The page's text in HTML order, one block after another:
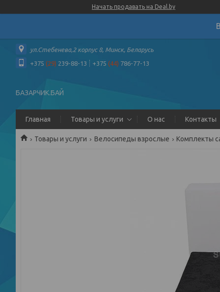
Начать продавать на Deal.by
ул.Стебенева,2 корпус 8, Минск, Беларусь
+375 (29) 239-88-13 +375 (44) 786-77-13
БАЗАРЧИК.БАЙ
Главная Товары и услуги О нас Контакты
Товары и услуги Велосипеды взрослые Комплекты